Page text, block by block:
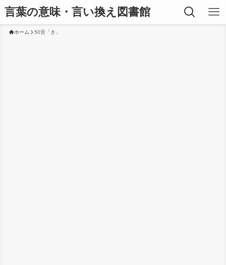
言葉の意味・言い換え図書館
ホーム 50音「き」